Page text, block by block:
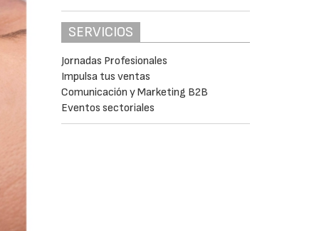
SERVICIOS
Jornadas Profesionales
Impulsa tus ventas
Comunicación y Marketing B2B
Eventos sectoriales